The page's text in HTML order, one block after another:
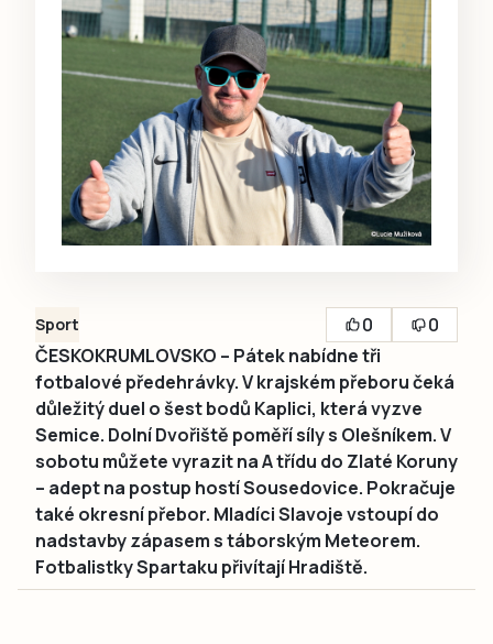
Sport 0
0
ČESKOKRUMLOVSKO – Pátek nabídne tři
fotbalové předehrávky. V krajském přeboru čeká
důležitý duel o šest bodů Kaplici, která vyzve
Semice. Dolní Dvořiště poměří síly s Olešníkem. V
sobotu můžete vyrazit na A třídu do Zlaté Koruny
– adept na postup hostí Sousedovice. Pokračuje
také okresní přebor. Mladíci Slavoje vstoupí do
nadstavby zápasem s táborským Meteorem.
Fotbalistky Spartaku přivítají Hradiště.